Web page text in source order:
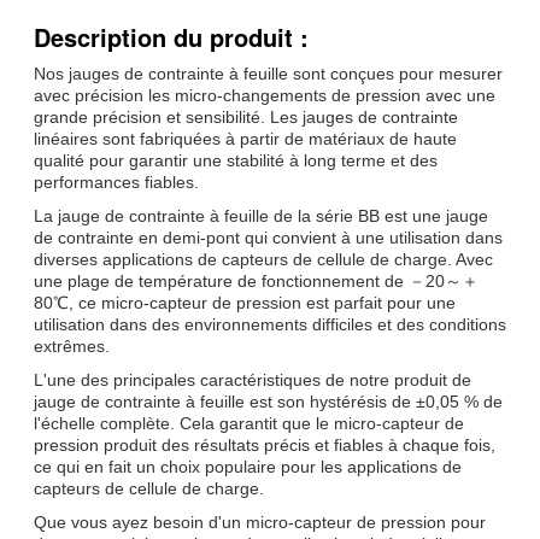
Description du produit :
Nos jauges de contrainte à feuille sont conçues pour mesurer
avec précision les micro-changements de pression avec une
grande précision et sensibilité. Les jauges de contrainte
linéaires sont fabriquées à partir de matériaux de haute
qualité pour garantir une stabilité à long terme et des
performances fiables.
La jauge de contrainte à feuille de la série BB est une jauge
de contrainte en demi-pont qui convient à une utilisation dans
diverses applications de capteurs de cellule de charge. Avec
une plage de température de fonctionnement de －20～＋
80℃, ce micro-capteur de pression est parfait pour une
utilisation dans des environnements difficiles et des conditions
extrêmes.
L'une des principales caractéristiques de notre produit de
jauge de contrainte à feuille est son hystérésis de ±0,05 % de
l'échelle complète. Cela garantit que le micro-capteur de
pression produit des résultats précis et fiables à chaque fois,
ce qui en fait un choix populaire pour les applications de
capteurs de cellule de charge.
Que vous ayez besoin d'un micro-capteur de pression pour